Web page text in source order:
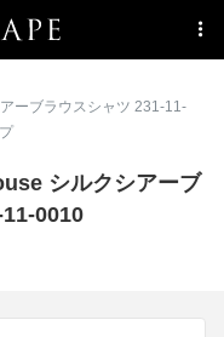
ーブラウスシャツ 231-11-
シルクシアーブ
0010